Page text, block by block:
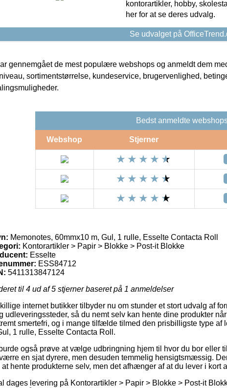
kontorartikler, hobby,
her for at se deres udvalg.
Se udvalget på
gennemgået de mest populære webshops og anmeldt dem
sortimentstørrelse, kundeservice, brugervenlighed,
Bedst anmeldte
Webshop Stjerner
Memonotes, 60mmx10 m, Gul, 1 rulle, Esselte Contacta Roll
Kontorartikler > Papir > Blokke > Post-it Blokke
Esselte
ESS84712
5411313847124
til 4 ud af 5 stjerner baseret på 1 anmeldelser
internet butikker tilbyder nu om stunder et stort udvalg af
udleveringssteder, så du nemt selv kan hente dine produkter
smertefri, og i mange tilfælde tilmed den prisbilligste type af
1 rulle, Esselte Contacta Roll.
også prøve at vælge udbringning hjem til hvor du bor eller
en sjat dyrere, men desuden temmelig hensigtsmæssig.
at hente produkterne selv, men det afhænger af at du lever i kort
dages levering på Kontorartikler > Papir > Blokke > Post-it